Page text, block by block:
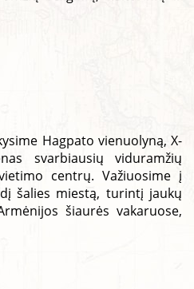
Hagpato vienuolyną, X-
svarbiausių viduramžių
centrų. Važiuosime į
šalies miestą, turintį jaukų
šiaurės vakaruose,